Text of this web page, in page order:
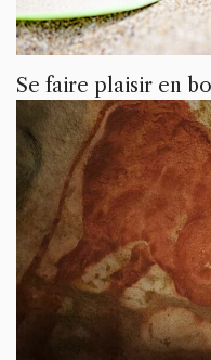
Se faire plaisir en